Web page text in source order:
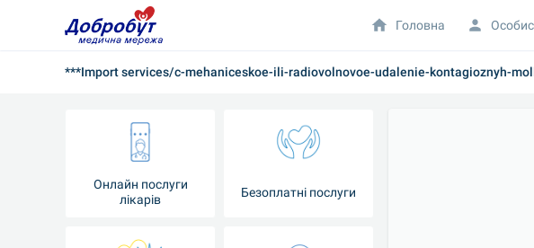
***Import services/c-mehaniceskoe-ili-radiovolnovoe-udalenie-kontagioznyh-
Онлайн послуги
лікарів
Безоплатні послуги
Головна